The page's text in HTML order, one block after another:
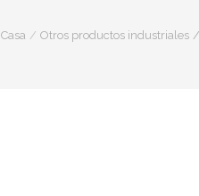
Casa Otros productos industriales